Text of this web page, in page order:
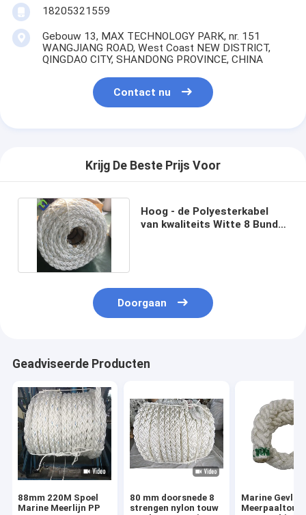
18205321559
Gebouw 13, MAX TECHNOLOGY PARK, nr. 151
WANGJIANG ROAD, West Coast NEW DISTRICT,
QINGDAO CITY, SHANDONG PROVINCE, CHINA
Contact nu
Krijg De Beste Prijs Voor
Hoog - de Polyesterkabel
van kwaliteits Witte 8 Bundel
Doorgaan
Geadviseerde Producten
88mm 220M Spoel
Marine Meerlijn PP
80 mm doorsnede 8
strengen nylon touw
Marine
Meerpaaltouw